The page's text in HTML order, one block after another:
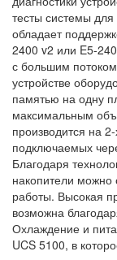
тесты системы
обладает
2400 v2 или E5-
с большим
устройстве
памятью на одну
максимальным
производится на
подключаемых
Благодаря
накопители можно
работы. Высокая
возможна
Охлаждение и
UCS 5100, в